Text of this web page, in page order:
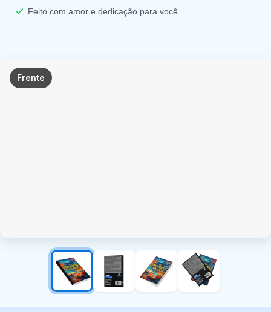
Feito com amor e dedicação para você.
Frente